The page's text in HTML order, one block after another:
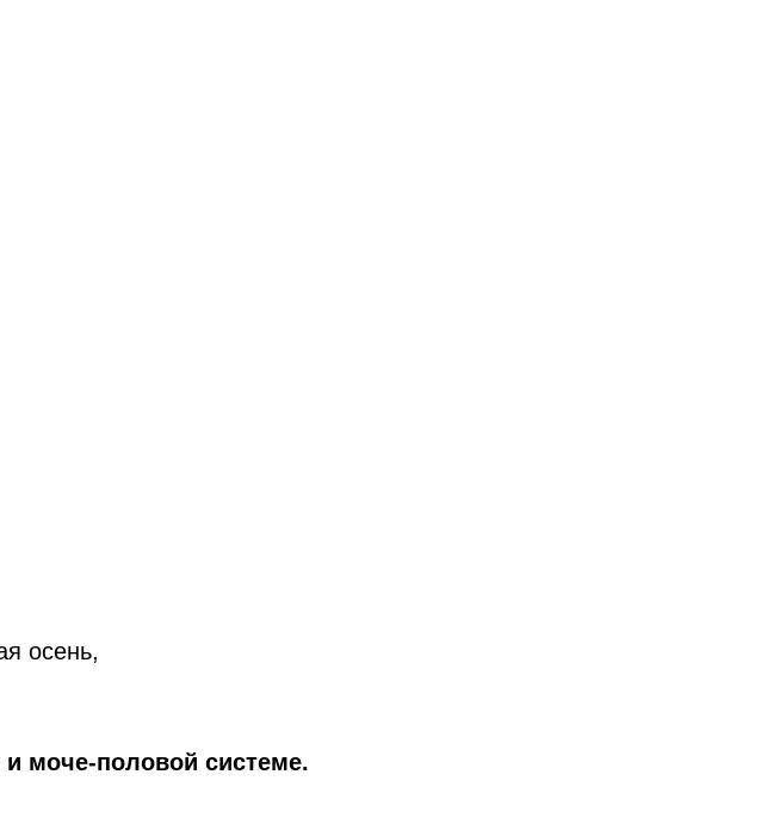
осень,
моче-половой системе.